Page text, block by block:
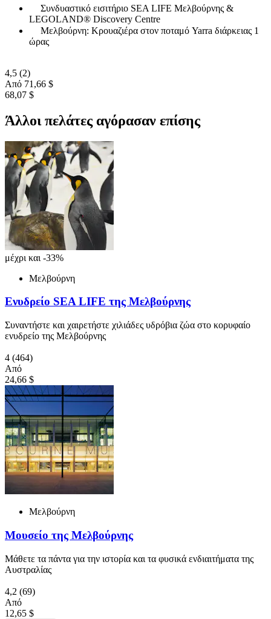
Συνδυαστικό εισιτήριο SEA LIFE Μελβούρνης &
LEGOLAND® Discovery Centre
Μελβούρνη: Κρουαζιέρα στον ποταμό Yarra διάρκειας 1
ώρας
4,5 (2)
Από 71,66 $
68,07 $
Άλλοι πελάτες αγόρασαν επίσης
μέχρι και -33%
Μελβούρνη
Ενυδρείο SEA LIFE της Μελβούρνης
Συναντήστε και χαιρετήστε χιλιάδες υδρόβια ζώα στο κορυφαίο
ενυδρείο της Μελβούρνης
4 (464)
Από
24,66 $
Μελβούρνη
Μουσείο της Μελβούρνης
Μάθετε τα πάντα για την ιστορία και τα φυσικά ενδιαιτήματα της
Αυστραλίας
4,2 (69)
Από
12,65 $